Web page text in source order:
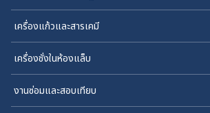
เครื่องแก้วและสารเคมี
เครื่องชั่งในห้องแล็บ
งานซ่อมและสอบเทียบ